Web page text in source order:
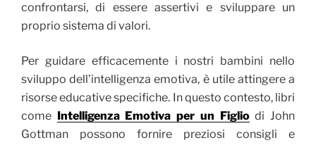
confrontarsi, di essere assertivi e sviluppare un
proprio sistema di valori.
Per guidare efficacemente i nostri bambini nello
sviluppo dell’intelligenza emotiva, è utile attingere a
risorse educative specifiche. In questo contesto, libri
come Intelligenza Emotiva per un Figliodi John
Gottman possono fornire preziosi consigli e